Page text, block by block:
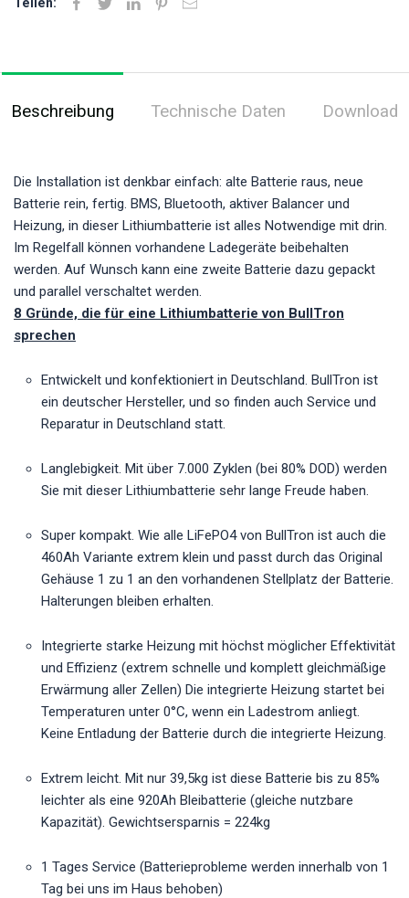
Beschreibung Technische Daten Download
Die Installation ist denkbar einfach: alte Batterie raus, neue
Batterie rein, fertig. BMS, Bluetooth, aktiver Balancer und
Heizung, in dieser Lithiumbatterie ist alles Notwendige mit drin.
Im Regelfall können vorhandene Ladegeräte beibehalten
werden. Auf Wunsch kann eine zweite Batterie dazu gepackt
und parallel verschaltet werden.
8 Gründe, die für eine Lithiumbatterie von BullTron
sprechen
Entwickelt und konfektioniert in Deutschland. BullTron ist
ein deutscher Hersteller, und so finden auch Service und
Reparatur in Deutschland statt.
Langlebigkeit. Mit über 7.000 Zyklen (bei 80% DOD) werden
Sie mit dieser Lithiumbatterie sehr lange Freude haben.
Super kompakt. Wie alle LiFePO4 von BullTron ist auch die
460Ah Variante extrem klein und passt durch das Original
Gehäuse 1 zu 1 an den vorhandenen Stellplatz der Batterie.
Halterungen bleiben erhalten.
Integrierte starke Heizung mit höchst möglicher Effektivität
und Effizienz (extrem schnelle und komplett gleichmäßige
Erwärmung aller Zellen) Die integrierte Heizung startet bei
Temperaturen unter 0°C, wenn ein Ladestrom anliegt.
Keine Entladung der Batterie durch die integrierte Heizung.
Extrem leicht. Mit nur 39,5kg ist diese Batterie bis zu 85%
leichter als eine 920Ah Bleibatterie (gleiche nutzbare
Kapazität). Gewichtsersparnis = 224kg
1 Tages Service (Batterieprobleme werden innerhalb von 1
Tag bei uns im Haus behoben)